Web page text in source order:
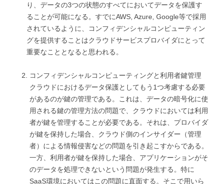
り、データの3つの状態のすべてにおいてデータを保護す
ることが可能になる。すでにAWS, Azure, Google等で採用
されているように、コンフィデンシャルコンピューティン
グを提供することはクラウドサービスプロバイダにとって
重要なこととなると思われる。
コンフィデンシャルコンピューティングと利用者鍵管理
クラウドにおけるデータ保護としてもう1つ考慮する必要
があるのが鍵の管理である。これは、データの暗号化に使
用される鍵の管理方法の問題で、クラウドにおいては利用
者が鍵を管理することが必要である。それは、プロバイダ
が鍵を保持した場合、クラウド側のインサイダー（管理
者）による情報侵害などの問題を引き起こすからである。
一方、利用者が鍵を保持した場合、アプリケーションがそ
のデータを処理できないという問題が発生する。特に
SaaS環境においてはこの問題に直面する。そこで用いら